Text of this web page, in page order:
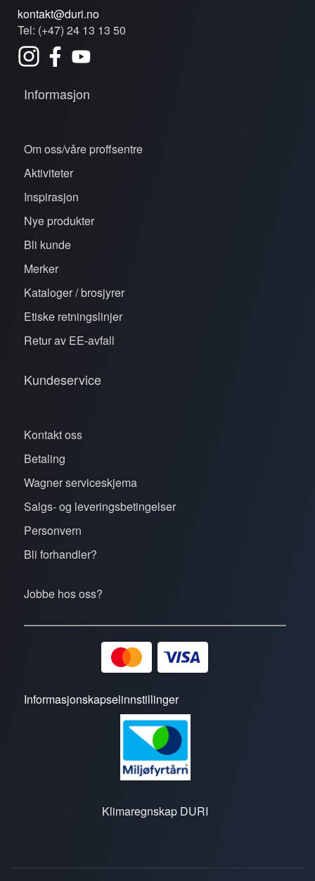
kontakt@duri.no
Tel: (+47) 24 13 13 50
Informasjon
Om oss/våre proffsentre
Aktiviteter
Inspirasjon
Nye produkter
Bli kunde
Merker
Kataloger / brosjyrer
Etiske retningslinjer
Retur av EE-avfall
Kundeservice
Kontakt oss
Betaling
Wagner serviceskjema
Salgs- og leveringsbetingelser
Personvern
Bli forhandler?
Jobbe hos oss?
Informasjonskapselinnstillinger
Klimaregnskap DURI